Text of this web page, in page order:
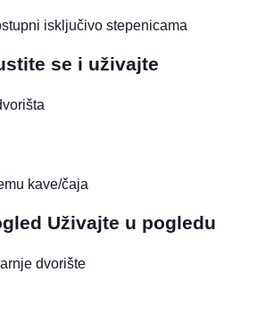
isključivo stepenicama
se i uživajte
kave/čaja
Uživajte u pogledu
dvorište